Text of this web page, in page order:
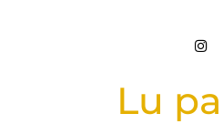
Lu